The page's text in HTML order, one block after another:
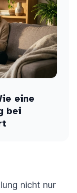
eine
bei
nicht nur